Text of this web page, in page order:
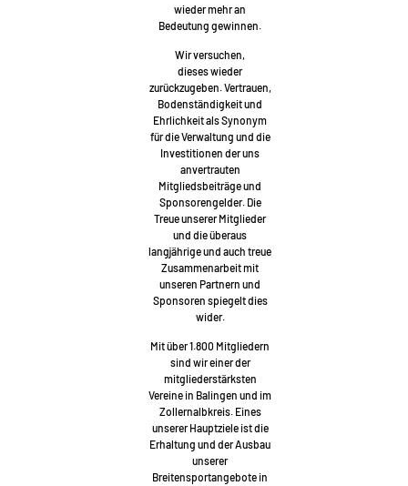
wieder mehr an
Bedeutung gewinnen.
Wir versuchen,
dieses wieder
zurückzugeben. Vertrauen,
Bodenständigkeit und
Ehrlichkeit als Synonym
für die Verwaltung und die
Investitionen der uns
anvertrauten
Mitgliedsbeiträge und
Sponsorengelder. Die
Treue unserer Mitglieder
und die überaus
langjährige und auch treue
Zusammenarbeit mit
unseren Partnern und
Sponsoren spiegelt dies
wider.
Mit über 1.800 Mitgliedern
sind wir einer der
mitgliederstärksten
Vereine in Balingen und im
Zollernalbkreis. Eines
unserer Hauptziele ist die
Erhaltung und der Ausbau
unserer
Breitensportangebote in